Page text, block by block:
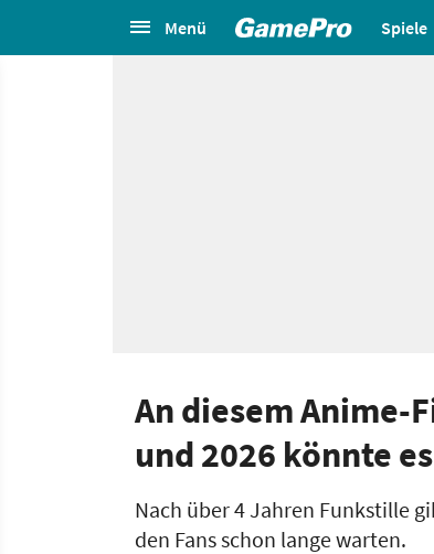
Menü Spiele
An diesem
und 2026 könnte
Nach über 4 Jahren Funkstille
den Fans schon lange warten.